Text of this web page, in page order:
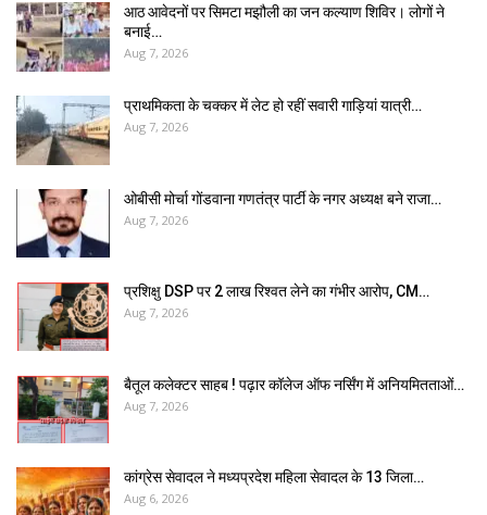
आठ आवेदनों पर सिमटा मझौली का जन कल्याण शिविर। लोगों ने
बनाई…
Aug 7, 2026
प्राथमिकता के चक्कर में लेट हो रहीं सवारी गाड़ियां यात्री…
Aug 7, 2026
ओबीसी मोर्चा गोंडवाना गणतंत्र पार्टी के नगर अध्यक्ष बने राजा…
Aug 7, 2026
प्रशिक्षु DSP पर ₹2 लाख रिश्वत लेने का गंभीर आरोप, CM…
Aug 7, 2026
बैतूल कलेक्टर साहब ! पढ़ार कॉलेज ऑफ नर्सिंग में अनियमितताओं…
Aug 7, 2026
कांग्रेस सेवादल ने मध्यप्रदेश महिला सेवादल के 13 जिला…
Aug 6, 2026